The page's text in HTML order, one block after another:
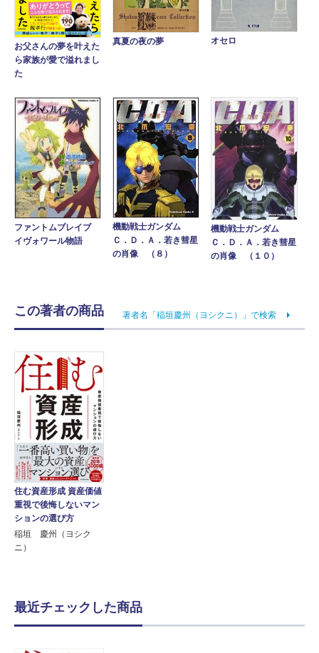
お父さんの夢を叶えた
ら家族が愛で溢れまし
た
真夏の夜の夢 オセロ
ファントムブレイブ
イヴォワール物語
機動戦士ガンダム
Ｃ．Ｄ．Ａ．若き彗星
の肖像 （８）
機動戦士ガンダム
Ｃ．Ｄ．Ａ．若き彗星
の肖像 （１０）
この著者の商品 著者名「稲垣慶州（ヨシクニ）」で検索
住む資産形成 資産価値
重視で後悔しないマン
ションの選び方
稲垣 慶州（ヨシク
ニ）
最近チェックした商品